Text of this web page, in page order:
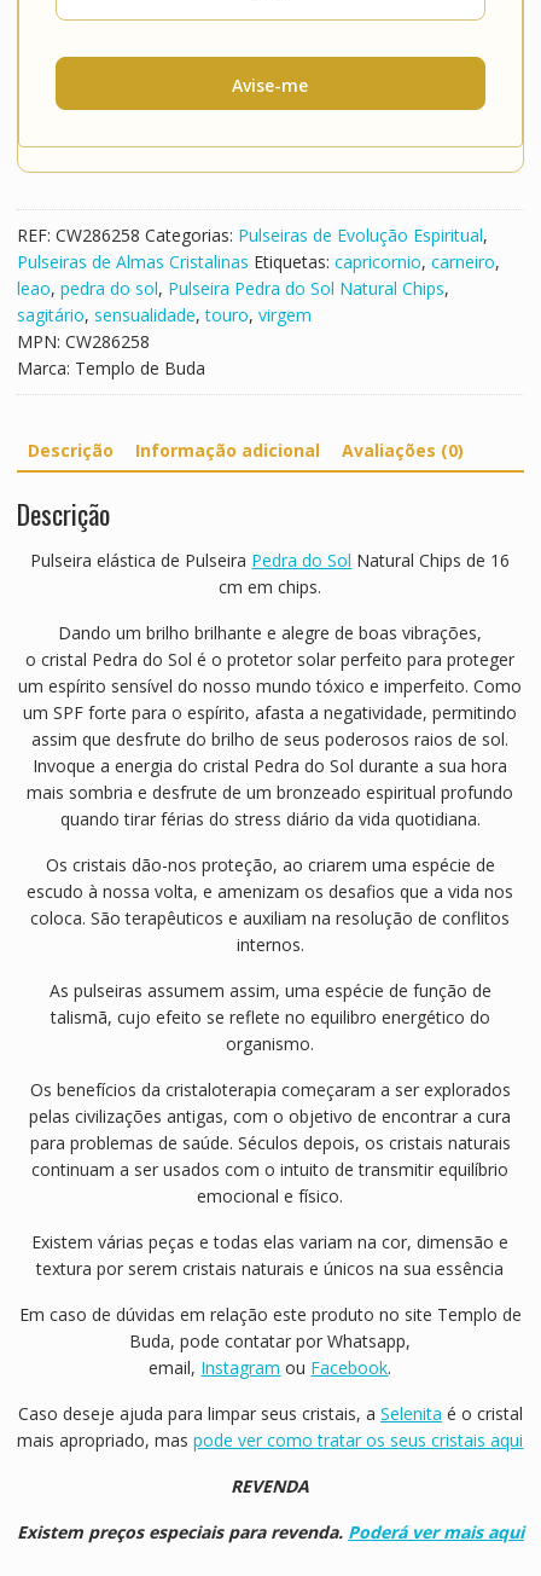
Avise-me
REF: CW286258 Categorias: Pulseiras de Evolução Espiritual,
Pulseiras de Almas Cristalinas Etiquetas: capricornio, carneiro,
leao, pedra do sol, Pulseira Pedra do Sol Natural Chips,
sagitário, sensualidade,touro, virgem
MPN: CW286258
Marca: Templo de Buda
Descrição Informação adicional Avaliações (0)
Descrição
Pulseira elástica de Pulseira Pedra do Sol Natural Chips de 16
cm em chips.
Dando um brilho brilhante e alegre de boas vibrações,
ocristal Pedra do Sol é o protetor solar perfeito para proteger
um espírito sensível do nosso mundo tóxico e imperfeito.Como
um SPF forte para o espírito, afasta a negatividade, permitindo
assim que desfrute do brilho de seus poderosos raios de sol.
Invoque a energia do cristal Pedra do Sol durante a sua hora
mais sombria e desfrute de um bronzeado espiritual profundo
quando tirar férias do stress diário da vida quotidiana.
Os cristais dão-nos proteção, ao criarem uma espécie de
escudo à nossa volta, e amenizam os desafios que a vida nos
coloca. São terapêuticos e auxiliam na resolução de conflitos
internos.
As pulseiras assumem assim, uma espécie de função de
talismã, cujo efeito se reflete no equilibro energético do
organismo.
Os benefícios da cristaloterapia começaram a ser explorados
pelas civilizações antigas, com o objetivo de encontrar a cura
para problemas de saúde. Séculos depois, os cristais naturais
continuam a ser usados com o intuito de transmitir equilíbrio
emocional e físico.
Existem várias peças e todas elas variam na cor, dimensão e
textura por serem cristais naturais e únicos na sua essência
Em caso de dúvidas em relação este produto no site Templo de
Buda, pode contatar por Whatsapp,
email, Instagram ou Facebook.
Caso deseje ajuda para limpar seus cristais, a Selenita é o cristal
mais apropriado, maspode ver como tratar os seus cristais aqui
REVENDA
Existem preços especiais para revenda. Poderá ver mais aqui